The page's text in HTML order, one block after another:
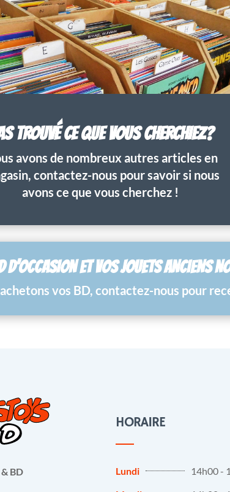
TROUVÉ CE QUE VOUS CHERCHIEZ?
avons de nombreux autres articles en
contactez-nous pour savoir si nous
avons ce que vous cherchez !
D’OCCASION ET VOS JOUETS ANCIENS
vos BD, contactez-nous pour
BD
HORAIRE
Lundi
14h00 -